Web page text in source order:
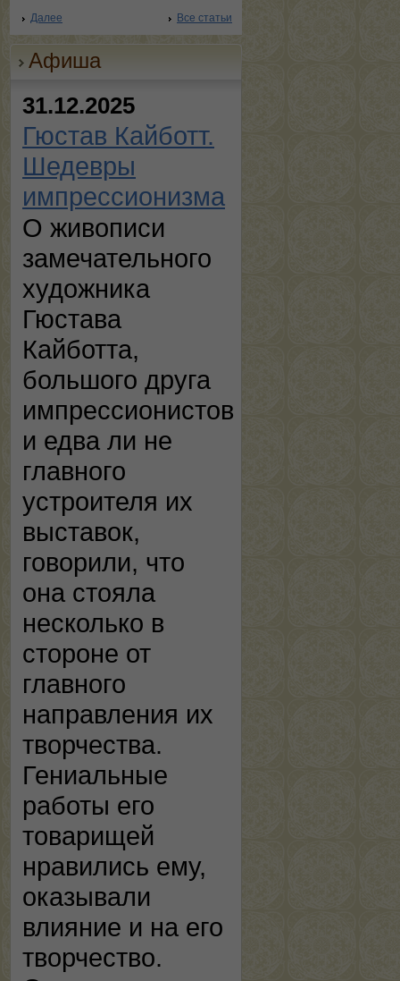
Далее Все статьи
Афиша
31.12.2025
Гюстав Кайботт.
Шедевры
импрессионизма
О живописи
замечательного
художника
Гюстава
Кайботта,
большого друга
импрессионистов
и едва ли не
главного
устроителя их
выставок,
говорили, что
она стояла
несколько в
стороне от
главного
направления их
творчества.
Гениальные
работы его
товарищей
нравились ему,
оказывали
влияние и на его
творчество.